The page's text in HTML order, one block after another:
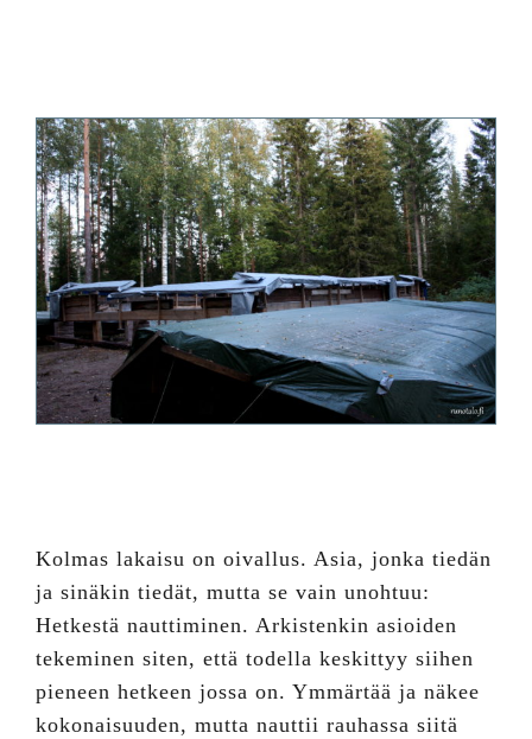
Kolmas lakaisu on oivallus. Asia, jonka tiedän
ja sinäkin tiedät, mutta se vain unohtuu:
Hetkestä nauttiminen. Arkistenkin asioiden
tekeminen siten, että todella keskittyy siihen
pieneen hetkeen jossa on. Ymmärtää ja näkee
kokonaisuuden, mutta nauttii rauhassa siitä